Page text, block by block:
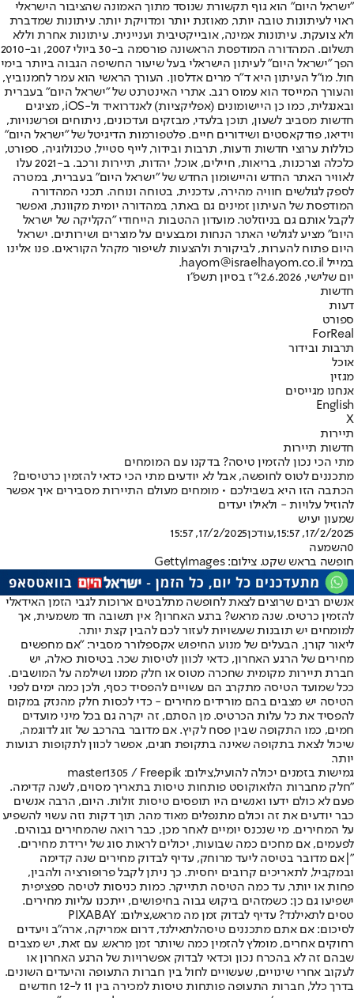
"ישראל היום" הוא גוף תקשורת שנוסד מתוך האמונה שהציבור הישראלי
ראוי לעיתונות טובה יותר, מאוזנת יותר ומדויקת יותר. עיתונות שמדברת
ולא צועקת. עיתונות אמינה, אובייקטיבית ועניינית. עיתונות אחרת וללא
תשלום. המהדורה המודפסת הראשונה פורסמה ב-30 ביולי 2007, וב-2010
הפך "ישראל היום" לעיתון הישראלי בעל שיעור החשיפה הגבוה ביותר בימי
חול. מו"ל העיתון היא ד"ר מרים אדלסון. העורך הראשי הוא עמר לחמנוביץ,
והעורך המייסד הוא עמוס רגב. אתרי האינטרנט של "ישראל היום" בעברית
ובאנגלית, כמו כן היישומונים (אפליקציות) לאנדרואיד ול-iOS, מציגים
חדשות מסביב לשעון, תוכן בלעדי, מבזקים ועדכונים, ניתוחים ופרשנויות,
וידיאו, פודקאסטים ושידורים חיים. פלטפורמות הדיגיטל של "ישראל היום"
כוללות ערוצי חדשות ודעות, תרבות ובידור, לייף סטייל, טכנולוגיה, ספורט,
כלכלה וצרכנות, בריאות, חיילים, אוכל, יהדות, תיירות ורכב. ב-2021 עלו
לאוויר האתר החדש והיישומון החדש של "ישראל היום" בעברית, במטרה
לספק לגולשים חוויה מהירה, עדכנית, בטוחה ונוחה. תכני המהדורה
המודפסת של העיתון זמינים גם באתר, במהדורה יומית מקוונת, ואפשר
לקבל אותם גם בניוזלטר. מועדון ההטבות הייחודי "הקליקה של ישראל
היום" מציע לגולשי האתר הנחות ומבצעים על מוצרים ושירותים. ישראל
היום פתוח להערות, לביקורת ולהצעות לשיפור מקהל הקוראים. פנו אלינו
במייל hayom@israelhayom.co.il.
יום שלישי, 2.6.2026
י"ז בסיון תשפ"ו
חדשות
דעות
ספורט
ForReal
תרבות ובידור
אוכל
מגזין
אנחנו מגייסים
English
X
תיירות
חדשות תיירות
מתי הכי נכון להזמין טיסה? בדקנו עם המומחים
מתכננים לטוס לחופשה, אבל לא יודעים מתי הכי כדאי להזמין כרטיסים?
הכתבה הזו היא בשבילכם • מומחים מעולם התיירות מסבירים איך אפשר
להוזיל עלויות - ולאילו יעדים
שמעון יעיש
17/2/2025, 15:57
,עודכן17/2/2025, 15:57
0השמעה
חופשה בראש שקט. צילום: GettyImages
אנשים רבים שרוצים לצאת לחופשה מתלבטים ארוכות לגבי הזמן האידאלי
להזמין כרטיס. שנה מראש? ברגע האחרון? אין תשובה חד משמעית, אך
למומחים יש תובנות שעשויות לעזור לכם להבין קצת יותר.
ליאור קורן, הבעלים של מנוע החיפוש אקספלורר מסביר: "אם מחפשים
מחירים של הרגע האחרון, כדאי לכוון לטיסות שכר. בטיסות כאלה, יש
חברת תיירות מקומית שחכרה מטוס או חלק ממנו ושילמה על המושבים.
ככל שמועד הטיסה מתקרב הם עשויים להפסיד כסף, ולכן כמה ימים לפני
הטיסה יש מצבים בהם מורידים מחירים - כדי לכסות חלק מהנזק במקום
להפסיד את כל עלות הכרטיס. מן הסתם, זה יקרה גם בכל מיני מועדים
חמים, כמו התקופה שבין פסח לקיץ. אם מדובר בהרכב של זוג לדוגמה,
שיכול לצאת בתקופה שאינה בתקופת חגים, אפשר לכוון לתקופות רגועות
יותר.
גמישות בזמנים יכולה להועיל,צילום: master1305 / Freepik
"חלק מחברות הלואוקוסט פותחות טיסות בתאריך מסוים, לשנה קדימה.
פעם לא כולם ידעו ואנשים היו תופסים טיסות זולות. היום, הרבה אנשים
כבר יודעים את זה וכולם מתנפלים מאוד מהר, תוך דקות וזה עשוי להשפיע
על המחירים. מי שנכנס יומיים לאחר מכן, כבר רואה שהמחירים גבוהים.
לפעמים, אם מחכים כמה שבועות, יכולים לראות סוג של ירידת מחירים.
"|אם מדובר בטיסה ליעד מרוחק, עדיף לבדוק מחירים שנה קדימה
ובמקביל, לתאריכים קרובים יחסית. כך ניתן לקבל פרופורציה ולהבין,
פחות או יותר, עד כמה הטיסה תתייקר. כמות כניסות לטיסה ספציפית
ישפיעו גם כן: כשמזהים ביקוש גבוה בחיפושים, ייתכנו עליות מחירים.
טסים לתאילנד? עדיף לבדוק זמן מה מראש,צילום: PIXABAY
לסיכום: אם אתם מתכננים טיסהלתאילנד, דרום אמריקה, ארה"ב ויעדים
רחוקים אחרים, מומלץ להזמין כמה שיותר זמן מראש. עם זאת, יש מצבים
שבהם זה לא בהכרח נכון וכדאי לבדוק אפשרויות של הרגע האחרון או
לעקוב אחרי שינויים, שעשויים לחול בין חברות התעופה והיעדים השונים.
בדרך כלל, חברות התעופה פותחות טיסות למכירה בין 11 ל-12 חודשים